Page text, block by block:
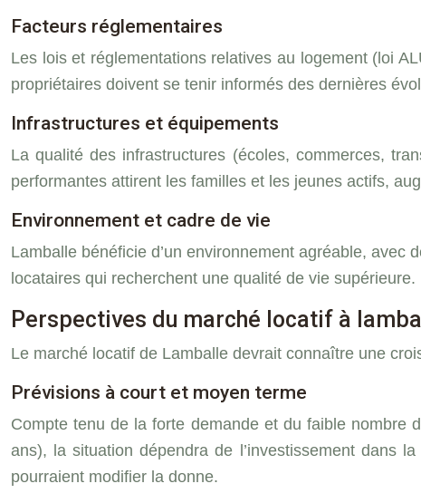
Facteurs réglementaires
Les lois et réglementations relatives au logement (loi
propriétaires doivent se tenir informés des dernières
Infrastructures et équipements
La qualité des infrastructures (écoles, commerces,
performantes attirent les familles et les jeunes actifs,
Environnement et cadre de vie
Lamballe bénéficie d’un environnement agréable,
locataires qui recherchent une qualité de vie supérieure.
Perspectives du marché locatif à
Le marché locatif de Lamballe devrait connaître une
Prévisions à court et moyen terme
Compte tenu de la forte demande et du faible nombre
ans), la situation dépendra de l’investissement dans
pourraient modifier la donne.